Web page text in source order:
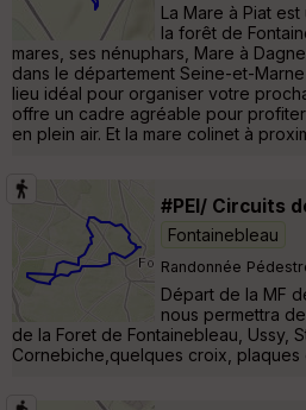
La Mare à Piat
la forêt de
mares, ses nénuphars, Mare à
dans le département Seine-et-
lieu idéal pour organiser votre
offre un cadre agréable pour
en plein air. Et la mare colinet à
#PEI/ Circuits
Fontainebleau
Randonnée
Départ de la MF
nous permettra
de la Foret de Fontainebleau, Ussy,
Cornebiche,quelques croix, plaques